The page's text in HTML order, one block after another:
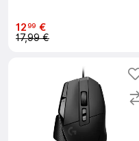
1299 €
17,99 €